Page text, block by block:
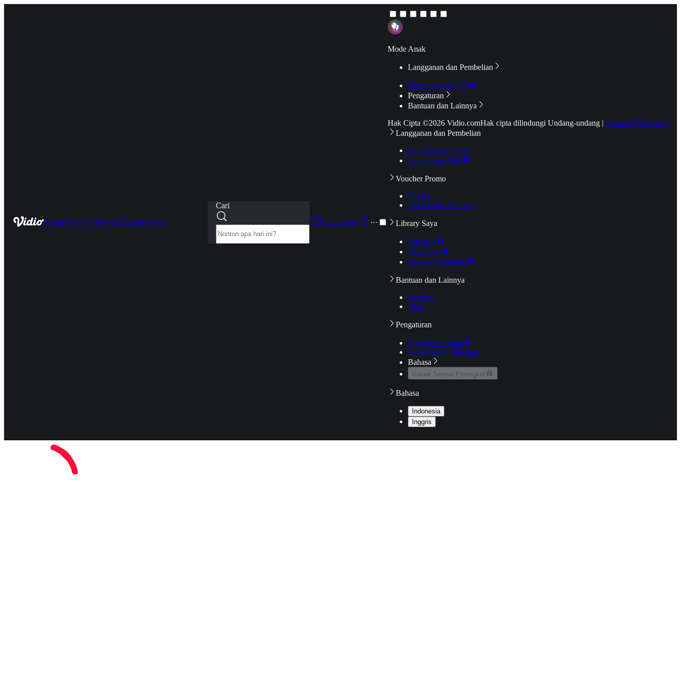
HomeLiveTV ShowSportsKidsNews
Cari
Langganan
···
Mode Anak
Langganan dan Pembelian
Hubungkan ke TV
Pengaturan
Bantuan dan Lainnya
Hak Cipta ©2026 Vidio.comHak cipta dilindungi Undang-undang | Syarat & Ketentuan
Langganan dan Pembelian
Langganan Premier
Langganan Aktif
Voucher Promo
Promo
Pakai Kode Voucher
Library Saya
Daftarku
Mengikuti
Riwayat Tontonan
Bantuan dan Lainnya
Bantuan
Blog
Pengaturan
Pengaturan Akun
Pemeriksaan Jaringan
Bahasa
Keluar Semua Perangkat
Bahasa
Indonesia
Inggris